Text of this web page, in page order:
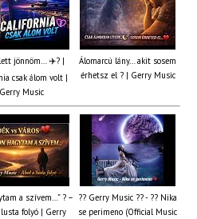
jönnöm… ✈️? |
csak álom volt |
Gerry Music
Álomarcú lány… akit sosem
érhetsz el ? | Gerry Music
a szívem…” ? –
folyó | Gerry
?? Gerry Music ?? - ?? Nika
se perimeno (Official Music